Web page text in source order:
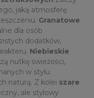
jaką atmosferę
Granatowe
dla osób
dodatków,
Niebieskie
nutkę świeżości,
w stylu
naturą. Z kolei szare
ale stylowy